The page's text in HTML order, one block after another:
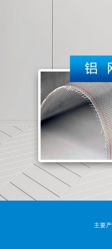
主要